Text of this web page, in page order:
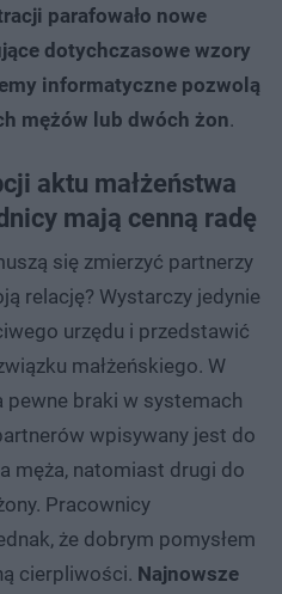
parafowało nowe
dotychczasowe wzory
informatyczne pozwolą
mężów lub dwóch żon.
aktu małżeństwa
mają cenną radę
się zmierzyć partnerzy
relację? Wystarczy jedynie
urzędu i przedstawić
małżeńskiego. W
pewne braki w systemach
wpisywany jest do
męża, natomiast drugi do
Pracownicy
że dobrym pomysłem
cierpliwości. Najnowsze